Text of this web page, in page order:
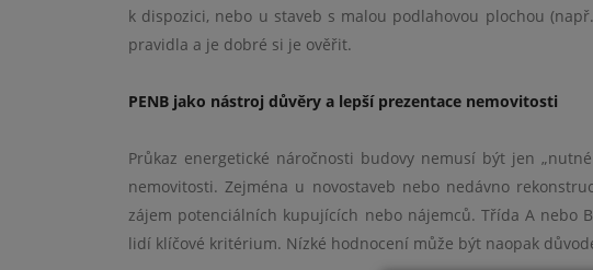
k dispozici, nebo u staveb s malou podlahovou plochou
pravidla a je dobré si je ověřit.
PENB jako nástroj důvěry a lepší prezentace nemovitosti
Průkaz energetické náročnosti budovy nemusí být jen
nemovitosti. Zejména u novostaveb nebo nedávno
zájem potenciálních kupujících nebo nájemců. Třída A nebo
lidí klíčové kritérium. Nízké hodnocení může být naopak